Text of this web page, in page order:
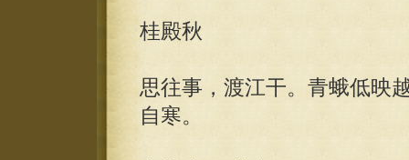
桂殿秋
思往事，渡江干。青蛾低映
自寒。